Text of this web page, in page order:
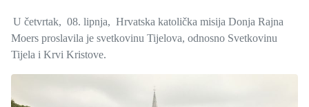
U četvrtak, 08. lipnja, Hrvatska katolička misija Donja Rajna
Moers proslavila je svetkovinu Tijelova, odnosno Svetkovinu
Tijela i Krvi Kristove.